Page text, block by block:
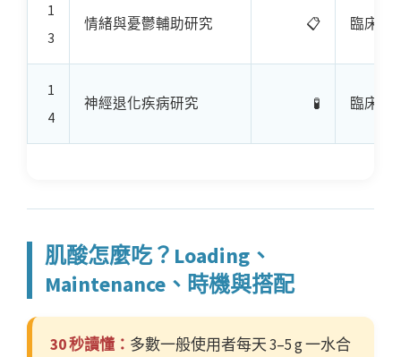
1
3
情緒與憂鬱輔助研究 📋 臨床研
1
4
神經退化疾病研究 🧪 臨床研
肌酸怎麼吃？Loading、
Maintenance、時機與搭配
30 秒讀懂： 多數一般使用者每天 3–5 g 一水合